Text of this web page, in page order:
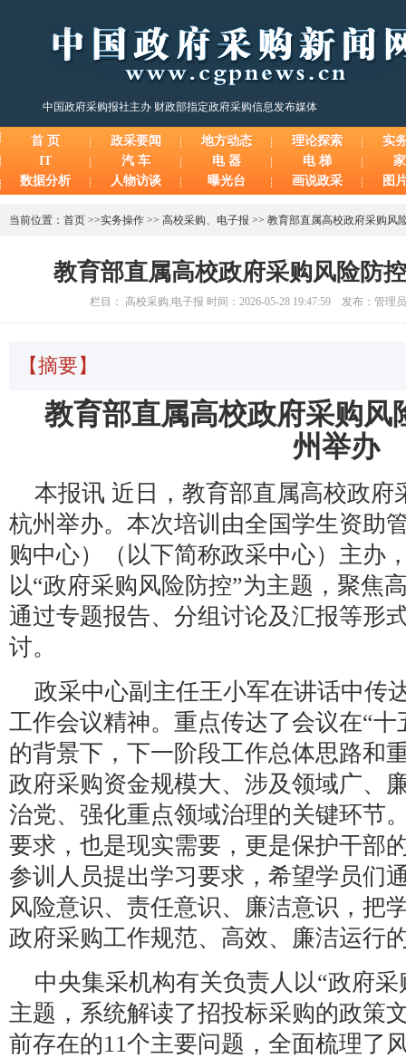
中国政府采购报社主办 财政部指定政府采购信息发布媒体
首 页 政采要闻 地方动态 理论探索
实
IT
汽 车 电 器 电 梯
数据分析
人物访谈 曝光台 画说政采 图
当前位置： 首页 >>实务操作 >> 高校采购、 电子报 >> 教育部直属高校政府采购风
教育部直属高校政府采购风险防
栏目： 高校采购,电子报 时间：2026-05-28 19:47:59 发布：管理
【摘要】
教育部直属高校政府采购风
州举办
本报讯 近日，教育部直属高校政府
杭州举办。本次培训由全国学生资助
购中心）（以下简称政采中心）主办
以“政府采购风险防控”为主题，聚焦
通过专题报告、分组讨论及汇报等形
讨。
政采中心副主任王小军在讲话中传
工作会议精神。重点传达了会议在“
的背景下，下一阶段工作总体思路和
政府采购资金规模大、涉及领域广、
治党、强化重点领域治理的关键环节
要求，也是现实需要，更是保护干部
参训人员提出学习要求，希望学员们
风险意识、责任意识、廉洁意识，把
政府采购工作规范、高效、廉洁运行
中央集采机构有关负责人以“政府
主题，系统解读了招投标采购的政策
前存在的11个主要问题，全面梳理了